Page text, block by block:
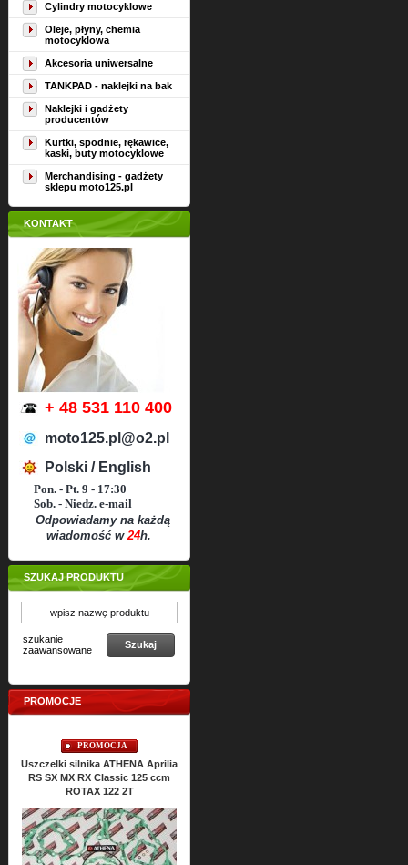
Cylindry motocyklowe
Oleje, płyny, chemia
motocyklowa
Akcesoria uniwersalne
TANKPAD - naklejki na bak
Naklejki i gadżety
producentów
Kurtki, spodnie, rękawice,
kaski, buty motocyklowe
Merchandising - gadżety
sklepu moto125.pl
KONTAKT
+ 48 531 110 400
moto125.pl@o2.pl
Polski / English
Pon. - Pt. 9 - 17:30
Sob. - Niedz. e-mail
Odpowiadamy na każdą
wiadomość w24h.
SZUKAJ PRODUKTU
szukanie
zaawansowane
Szukaj
PROMOCJE
PROMOCJA
Uszczelki silnika ATHENA Aprilia
RS SX MX RX Classic 125 ccm
ROTAX 122 2T